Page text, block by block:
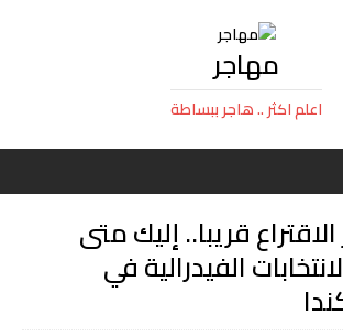
مهاجر
اعلم اكثر .. هاجر ببساطة
قريبا.. إليك متى
الفيدرالية في